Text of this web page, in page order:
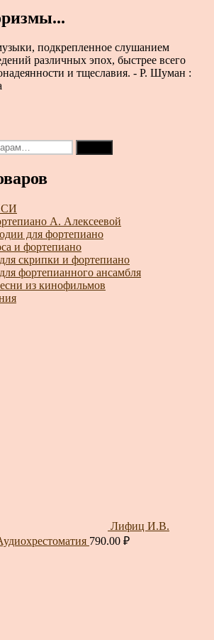
подкрепленное слушанием
различных эпох, быстрее всего
и тщеславия. - Р. Шуман :
А. Алексеевой
для фортепиано
и фортепиано
скрипки и фортепиано
фортепианного ансамбля
из кинофильмов
Лифиц И.В.
790.00 ₽